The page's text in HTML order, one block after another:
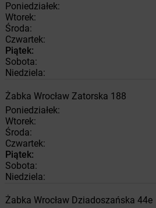
Poniedziałek:
Wtorek:
Środa:
Czwartek:
Piątek:
Sobota:
Niedziela:
Żabka Wrocław Zatorska 188
Poniedziałek:
Wtorek:
Środa:
Czwartek:
Piątek:
Sobota:
Niedziela:
Żabka Wrocław Dziadoszańska 44e